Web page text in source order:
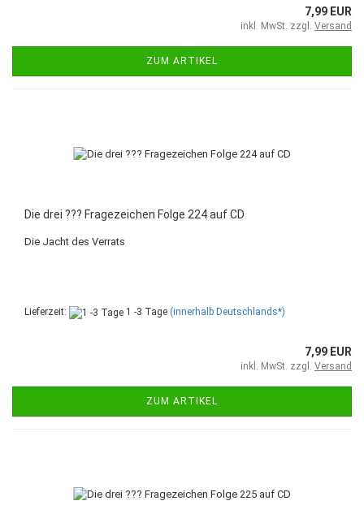
7,99 EUR
inkl. MwSt. zzgl. Versand
ZUM ARTIKEL
Die drei ??? Fragezeichen Folge 224 auf CD
Die Jacht des Verrats
Lieferzeit: 1 -3 Tage (innerhalb Deutschlands*)
7,99 EUR
inkl. MwSt. zzgl. Versand
ZUM ARTIKEL